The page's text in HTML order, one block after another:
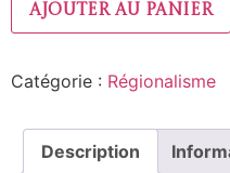
Ajouter au panier
Catégorie : Régionalisme
Description